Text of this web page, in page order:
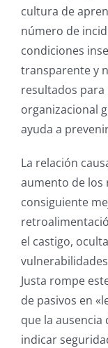
cultura de
número de
condiciones
transparente y
resultados para
organizacional
ayuda a
La relación
aumento de los
consiguiente
el castigo,
Justa rompe
de pasivos en
que la
indicar